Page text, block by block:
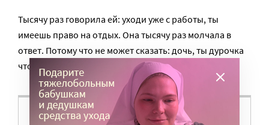
Тысячу раз говорила ей: уходи уже с работы, ты
имеешь право на отдых. Она тысячу раз молчала в
ответ. Потому что не может сказать: дочь, ты дурочка
что ли – куда же уйду от своей жизни?..
ВАМ ВАЖНО, ЧТОБЫ РАЗГОВОР НА ЭТУ